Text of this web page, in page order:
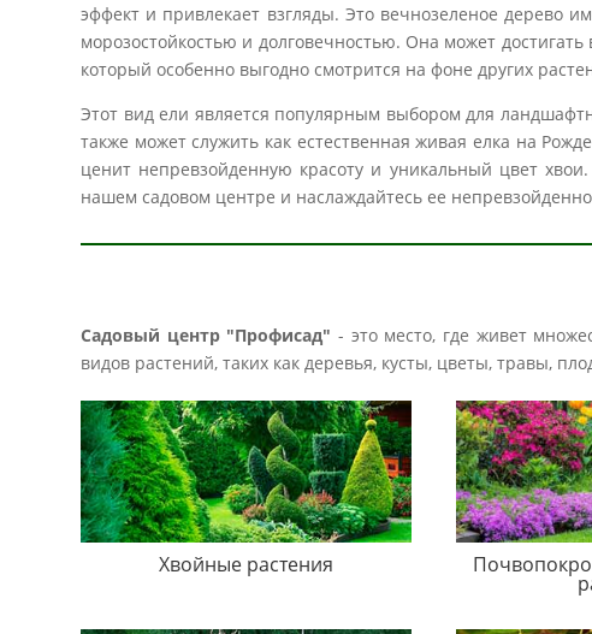
эффект и привлекает взгляды. Это вечнозеленое дерево
морозостойкостью и долговечностью. Она может
который особенно выгодно смотрится на фоне других
Этот вид ели является популярным выбором для
также может служить как естественная живая елка на
ценит непревзойденную красоту и уникальный цвет
нашем садовом центре и наслаждайтесь ее
Садовый центр "Профисад" - это место, где живет
видов растений, таких как деревья, кусты, цветы, травы,
Хвойные растения